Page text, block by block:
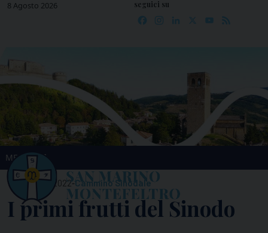
Skip8 Agosto 2026 seguici su
Facebook
Instagram
LinkedIn YouTube
MENU
10 Febbraio 2022-Cammino Sinodale
I primi frutti del Sinodo